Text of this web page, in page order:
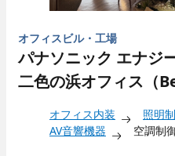
オフィスビル・工場
パナソニック エナジ
二色の浜オフィス（
オフィス内装 照明
AV音響機器
空調制